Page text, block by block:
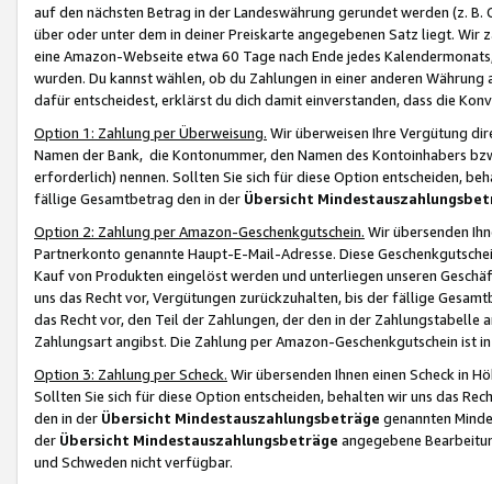
auf den nächsten Betrag in der Landeswährung gerundet werden (z.
über oder unter dem in deiner Preiskarte angegebenen Satz liegt.
eine Amazon-Webseite etwa 60 Tage nach Ende jedes
wurden. Du kannst wählen, ob du Zahlungen in einer anderen
dafür entscheidest, erklärst du dich damit einverstanden, dass die
Option 1: Zahlung per Überweisung. Wir überweisen Ihre Vergütung
Namen der Bank, die Kontonummer, den Namen des Kontoinhabers
erforderlich) nennen. Sollten Sie sich für diese Option entscheiden,
fällige Gesamtbetrag den in der Übersicht
Option 2: Zahlung per Amazon-Geschenkgutschein. Wir übersenden
Partnerkonto genannte Haupt-E-Mail-Adresse. Diese
Kauf von Produkten eingelöst werden und unterliegen unseren
uns das Recht vor, Vergütungen zurückzuhalten, bis der fällige
das Recht vor, den Teil der Zahlungen, der den in der
Zahlungsart angibst. Die Zahlung per Amazon-Geschenkgutschein ist
Option 3: Zahlung per Scheck. Wir übersenden Ihnen einen Scheck in
Sollten Sie sich für diese Option entscheiden, behalten wir uns das
den in der Übersicht Mindestauszahlungsbeträge genannten
der Übersicht Mindestauszahlungsbeträge angegebene
und Schweden nicht verfügbar.